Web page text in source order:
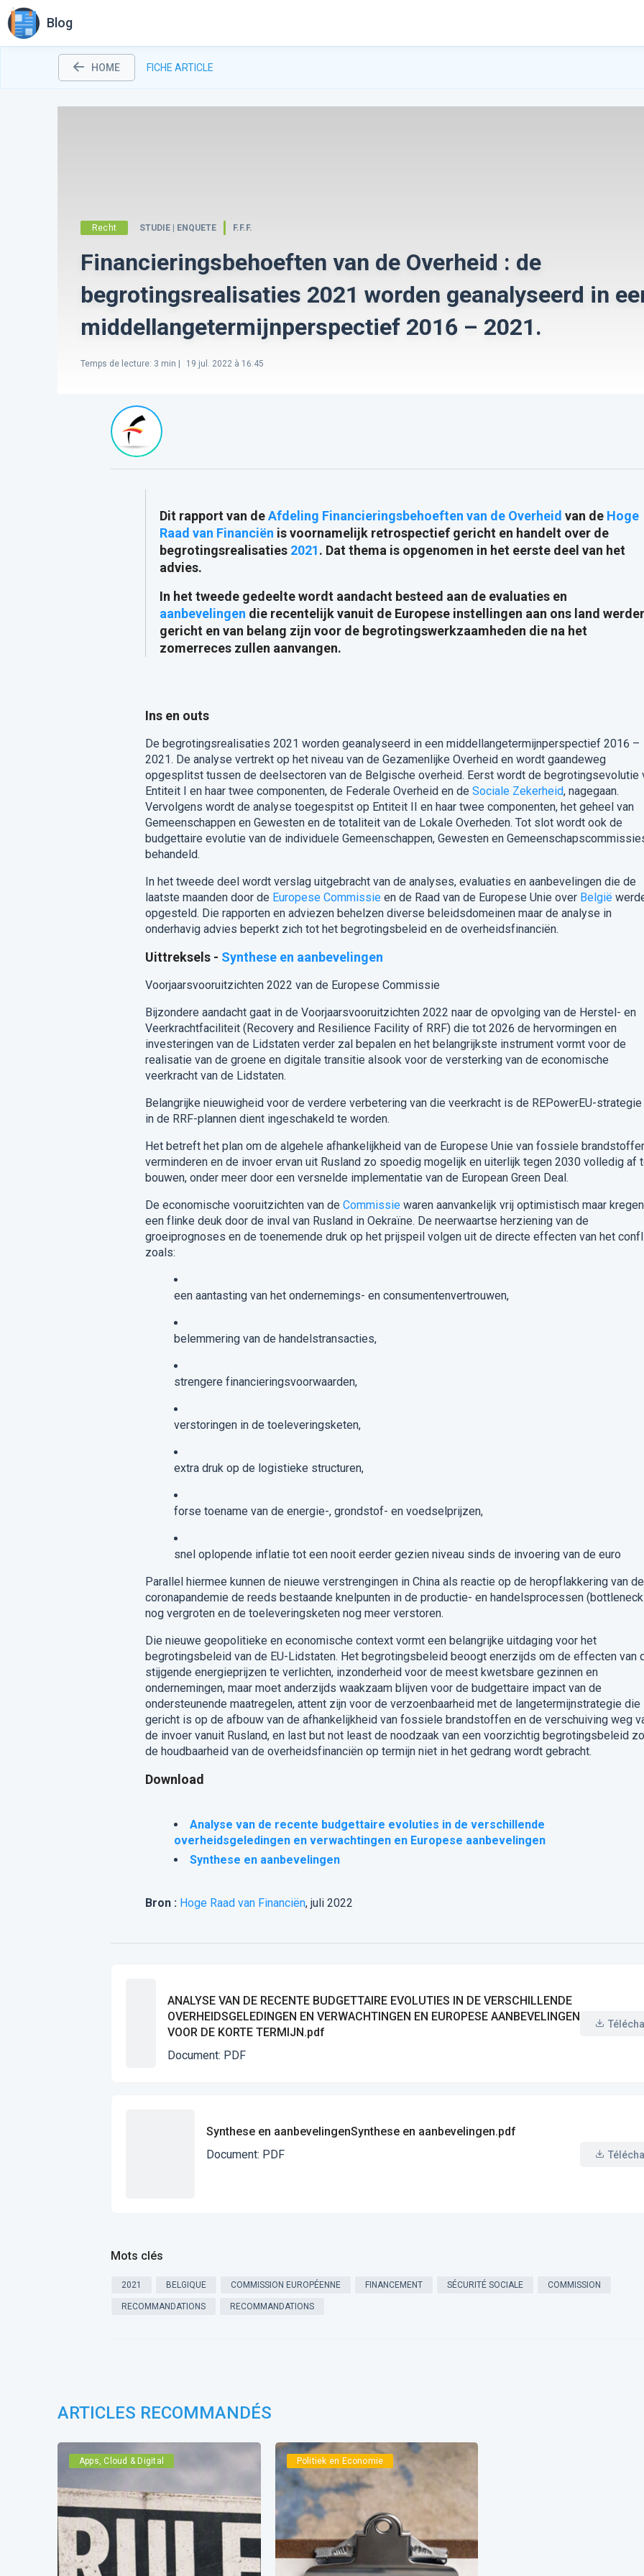
Blog
HOME FICHE ARTICLE
Recht STUDIE | ENQUETE F.F.F.
Financieringsbehoeften van de Overheid : de
begrotingsrealisaties 2021 worden geanalyseerd in
middellangetermijnperspectief 2016 – 2021.
Temps de lecture: 3 min | 19 jul. 2022 à 16:45
Dit rapport van deAfdeling Financieringsbehoeften van de Overheid van de Hoge
Raad van Financiën is voornamelijk retrospectief gericht en handelt over de
begrotingsrealisaties 2021. Dat thema is opgenomen in het eerste deel van het
advies.
In het tweede gedeelte wordt aandacht besteed aan de evaluaties en
aanbevelingen die recentelijk vanuit de Europese instellingen aan ons land
gericht en van belang zijn voor de begrotingswerkzaamheden die na het
zomerreces zullen aanvangen.
Ins en outs
De begrotingsrealisaties 2021 worden geanalyseerd in een middellangetermijnperspectief 2016 –
2021. De analyse vertrekt op het niveau van de Gezamenlijke Overheid en wordt gaandeweg
opgesplitst tussen de deelsectoren van de Belgische overheid. Eerst wordt de begrotingsevolutie
Entiteit I en haar twee componenten, de Federale Overheid en de Sociale Zekerheid, nagegaan.
Vervolgens wordt de analyse toegespitst op Entiteit II en haar twee componenten, het geheel van
Gemeenschappen en Gewesten en de totaliteit van de Lokale Overheden. Tot slot wordt ook de
budgettaire evolutie van de individuele Gemeenschappen, Gewesten en
behandeld.
In het tweede deel wordt verslag uitgebracht van de analyses, evaluaties en aanbevelingen die de
laatste maanden door de Europese Commissieen de Raad van de Europese Unie over België
opgesteld. Die rapporten en adviezen behelzen diverse beleidsdomeinen maar de analyse in
onderhavig advies beperkt zich tot het begrotingsbeleid en de overheidsfinanciën.
Uittreksels - Synthese en aanbevelingen
Voorjaarsvooruitzichten 2022 van de Europese Commissie
Bijzondere aandacht gaat in de Voorjaarsvooruitzichten 2022 naar de opvolging van de Herstel- en
Veerkrachtfaciliteit (Recovery and Resilience Facility of RRF) die tot 2026 de hervormingen en
investeringen van de Lidstaten verder zal bepalen en het belangrijkste instrument vormt voor de
realisatie van de groene en digitale transitie alsook voor de versterking van de economische
veerkracht van de Lidstaten.
Belangrijke nieuwigheid voor de verdere verbetering van die veerkracht is de REPowerEU-
in de RRF-plannen dient ingeschakeld te worden.
Het betreft het plan om de algehele afhankelijkheid van de Europese Unie van fossiele
verminderen en de invoer ervan uit Rusland zo spoedig mogelijk en uiterlijk tegen 2030 volledig af
bouwen, onder meer door een versnelde implementatie van de European Green Deal.
De economische vooruitzichten van de Commissiewaren aanvankelijk vrij optimistisch maar kregen
een flinke deuk door de inval van Rusland in Oekraïne. De neerwaartse herziening van de
groeiprognoses en de toenemende druk op het prijspeil volgen uit de directe effecten van het
zoals:
een aantasting van het ondernemings- en consumentenvertrouwen,
belemmering van de handelstransacties,
strengere financieringsvoorwaarden,
verstoringen in de toeleveringsketen,
extra druk op de logistieke structuren,
forse toename van de energie-, grondstof- en voedselprijzen,
snel oplopende inflatie tot een nooit eerder gezien niveau sinds de invoering van de euro
Parallel hiermee kunnen de nieuwe verstrengingen in China als reactie op de heropflakkering van de
coronapandemie de reeds bestaande knelpunten in de productie- en handelsprocessen (
nog vergroten en de toeleveringsketen nog meer verstoren.
Die nieuwe geopolitieke en economische context vormt een belangrijke uitdaging voor het
begrotingsbeleid van de EU-Lidstaten. Het begrotingsbeleid beoogt enerzijds om de effecten van
stijgende energieprijzen te verlichten, inzonderheid voor de meest kwetsbare gezinnen en
ondernemingen, maar moet anderzijds waakzaam blijven voor de budgettaire impact van de
ondersteunende maatregelen, attent zijn voor de verzoenbaarheid met de langetermijnstrategie die
gericht is op de afbouw van de afhankelijkheid van fossiele brandstoffen en de verschuiving weg
de invoer vanuit Rusland, en last but not least de noodzaak van een voorzichtig begrotingsbeleid
de houdbaarheid van de overheidsfinanciën op termijn niet in het gedrang wordt gebracht.
Download
Analyse van de recente budgettaire evoluties in de verschillende
overheidsgeledingen en verwachtingen en Europese aanbevelingen
Synthese en aanbevelingen
Bron : Hoge Raad van Financiën, juli 2022
ANALYSE VAN DE RECENTE BUDGETTAIRE EVOLUTIES IN DE VERSCHILLENDE
OVERHEIDSGELEDINGEN EN VERWACHTINGEN EN EUROPESE AANBEVELINGEN
VOOR DE KORTE TERMIJN.pdf
Document: PDF
Synthese en aanbevelingenSynthese en aanbevelingen.pdf
Document: PDF
Mots clés
2021 BELGIQUE COMMISSION EUROPÉENNE FINANCEMENT SÉCURITÉ SOCIALE COMMISSION
RECOMMANDATIONS RECOMMANDATIONS
ARTICLES RECOMMANDÉS
Apps, Cloud & Digital Politiek en Economie